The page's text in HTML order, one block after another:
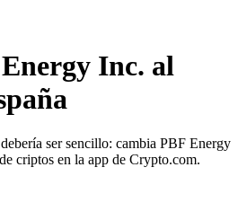
Inc. al
ser sencillo: cambia PBF Energy
criptos en la app de Crypto.com.